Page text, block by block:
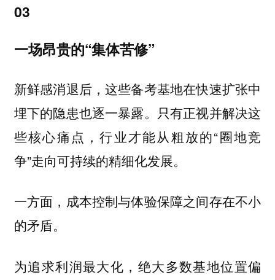
03
一场昂贵的“集体苦修”
新鲜感消退后，这些备考基地在快速扩张中
埋下的隐患也逐一暴露。只有正视并解决这
些核心痛点，行业才能从粗放的“圈地竞
争”走向可持续的精细化发展。
一方面，成本控制与体验保障之间存在不小
的矛盾。
为追求利润最大化，绝大多数基地位置偏